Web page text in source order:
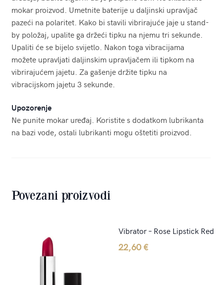
mokar proizvod. Umetnite baterije u daljinski upravljač
pazeći na polaritet. Kako bi stavili vibrirajuće jaje u stand-
by položaj, upalite ga držeći tipku na njemu tri sekunde.
Upaliti će se bijelo svijetlo. Nakon toga vibracijama
možete upravljati daljinskim upravljačem ili tipkom na
vibrirajućem jajetu. Za gašenje držite tipku na
vibracijskom jajetu 3 sekunde.
Upozorenje
Ne punite mokar uređaj. Koristite s dodatkom lubrikanta
na bazi vode, ostali lubrikanti mogu oštetiti proizvod.
Povezani proizvodi
Vibrator – Rose Lipstick Red
22,60€